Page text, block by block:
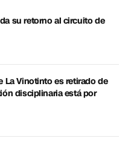
su retorno al circuito de
La Vinotinto es retirado de
disciplinaria está por